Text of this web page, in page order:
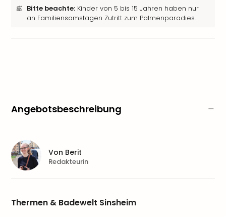
Bitte beachte: Kinder von 5 bis 15 Jahren haben nur
an Familiensamstagen Zutritt zum Palmenparadies.
Angebotsbeschreibung
Thermen & Badewelt Sinsheim
Von Berit
Redakteurin